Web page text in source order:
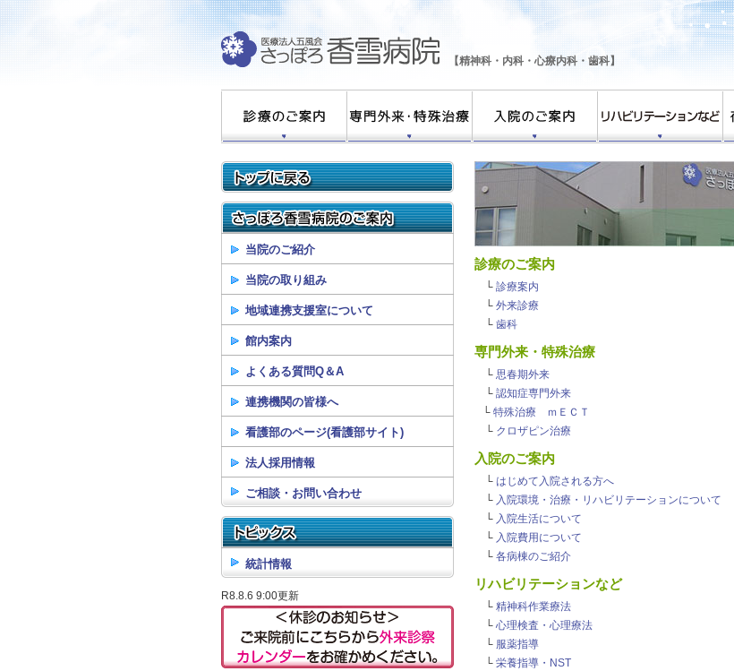
【精神科・内科・心療内科・歯科】
当院のご紹介
当院の取り組み
地域連携支援室について
館内案内
よくある質問Q＆A
連携機関の皆様へ
看護部のページ(看護部サイト)
法人採用情報
ご相談・お問い合わせ
統計情報
R8.8.6 9:00更新
診療のご案内
└ 診療案内
└ 外来診療
└ 歯科
専門外来・特殊治療
└ 思春期外来
└ 認知症専門外来
└ 特殊治療 ｍＥＣＴ
└ クロザピン治療
入院のご案内
└ はじめて入院される方へ
└ 入院環境・治療・リハビリテーションについて
└ 入院生活について
└ 入院費用について
└ 各病棟のご紹介
リハビリテーションなど
└ 精神科作業療法
└ 心理検査・心理療法
└ 服薬指導
└ 栄養指導・NST